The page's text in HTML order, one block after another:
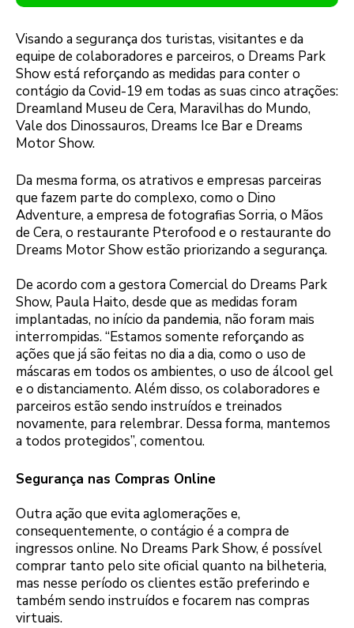
Visando a segurança dos turistas, visitantes e da
equipe de colaboradores e parceiros, o Dreams Park
Show está reforçando as medidas para conter o
contágio da Covid-19 em todas as suas cinco atrações:
Dreamland Museu de Cera, Maravilhas do Mundo,
Vale dos Dinossauros, Dreams Ice Bar e Dreams
Motor Show.
Da mesma forma, os atrativos e empresas parceiras
que fazem parte do complexo, como o Dino
Adventure, a empresa de fotografias Sorria, o Mãos
de Cera, o restaurante Pterofood e o restaurante do
Dreams Motor Show estão priorizando a segurança.
De acordo com a gestora Comercial do Dreams Park
Show, Paula Haito, desde que as medidas foram
implantadas, no início da pandemia, não foram mais
interrompidas. “Estamos somente reforçando as
ações que já são feitas no dia a dia, como o uso de
máscaras em todos os ambientes, o uso de álcool gel
e o distanciamento. Além disso, os colaboradores e
parceiros estão sendo instruídos e treinados
novamente, para relembrar. Dessa forma, mantemos
a todos protegidos”, comentou.
Segurança nas Compras Online
Outra ação que evita aglomerações e,
consequentemente, o contágio é a compra de
ingressos online. No Dreams Park Show, é possível
comprar tanto pelo site oficial quanto na bilheteria,
mas nesse período os clientes estão preferindo e
também sendo instruídos e focarem nas compras
virtuais.